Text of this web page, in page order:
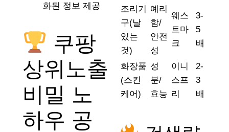
화된 정보 제공
쿠팡
상위노출
비밀 노
하우 공
조리기
구(날
있는
것)
예리
함/
안전
성
웨스
트마
크
3-
5
배
화장품
(스킨
케어)
성
분/
효능
이니
스프
리
2-
3
배